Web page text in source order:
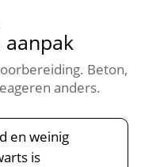
Beton,
anders.​
en weinig
is